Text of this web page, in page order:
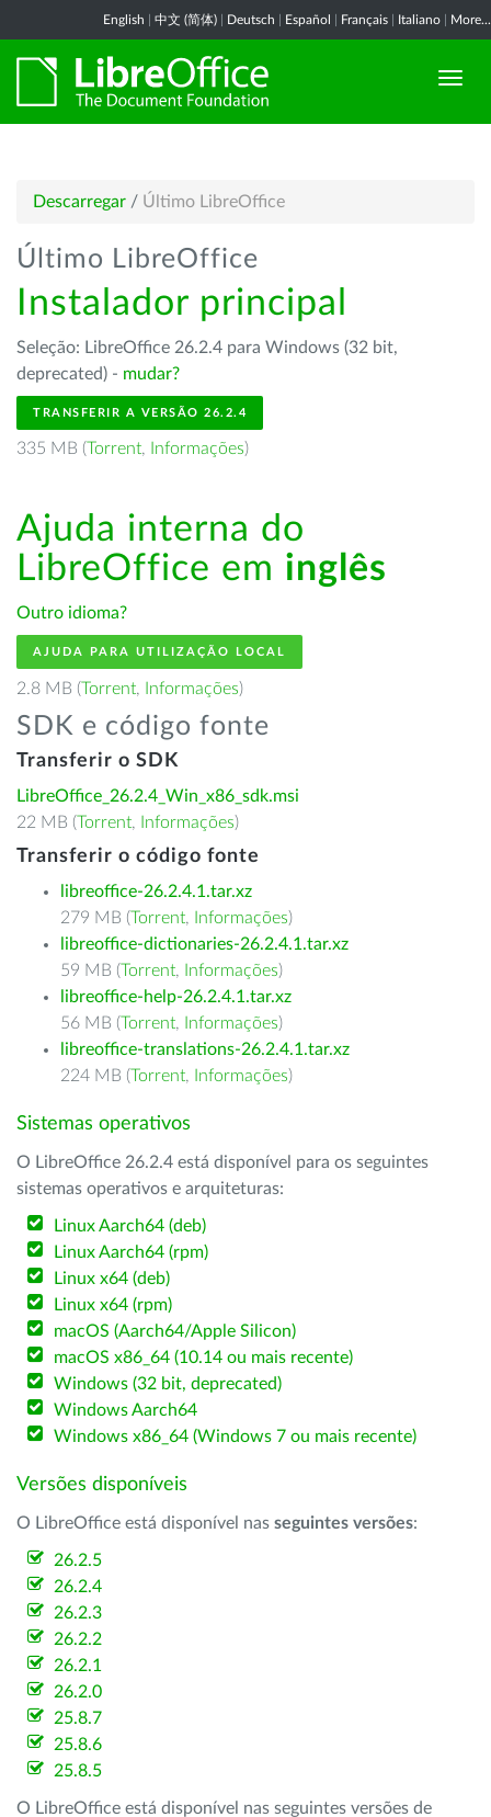
English 中文 (简体) Deutsch Español Français Italiano More...
Descarregar / Último LibreOffice
Último LibreOffice
Instalador principal
Seleção: LibreOffice 26.2.4 para Windows (32 bit,
deprecated) - mudar?
TRANSFERIR A VERSÃO 26.2.4
335 MB (Torrent, Informações)
Ajuda interna do
LibreOffice em inglês
Outro idioma?
AJUDA PARA UTILIZAÇÃO LOCAL
2.8 MB (Torrent, Informações)
SDK e código fonte
Transferir o SDK
LibreOffice_26.2.4_Win_x86_sdk.msi
22 MB (Torrent, Informações)
Transferir o código fonte
libreoffice-26.2.4.1.tar.xz
279 MB (Torrent, Informações)
libreoffice-dictionaries-26.2.4.1.tar.xz
59 MB (Torrent, Informações)
libreoffice-help-26.2.4.1.tar.xz
56 MB (Torrent, Informações)
libreoffice-translations-26.2.4.1.tar.xz
224 MB (Torrent, Informações)
Sistemas operativos
O LibreOffice 26.2.4 está disponível para os seguintes
sistemas operativos e arquiteturas:
Linux Aarch64 (deb)
Linux Aarch64 (rpm)
Linux x64 (deb)
Linux x64 (rpm)
macOS (Aarch64/Apple Silicon)
macOS x86_64 (10.14 ou mais recente)
Windows (32 bit, deprecated)
Windows Aarch64
Windows x86_64 (Windows 7 ou mais recente)
Versões disponíveis
O LibreOffice está disponível nas seguintes versões:
26.2.5
26.2.4
26.2.3
26.2.2
26.2.1
26.2.0
25.8.7
25.8.6
25.8.5
O LibreOffice está disponível nas seguintes versões de